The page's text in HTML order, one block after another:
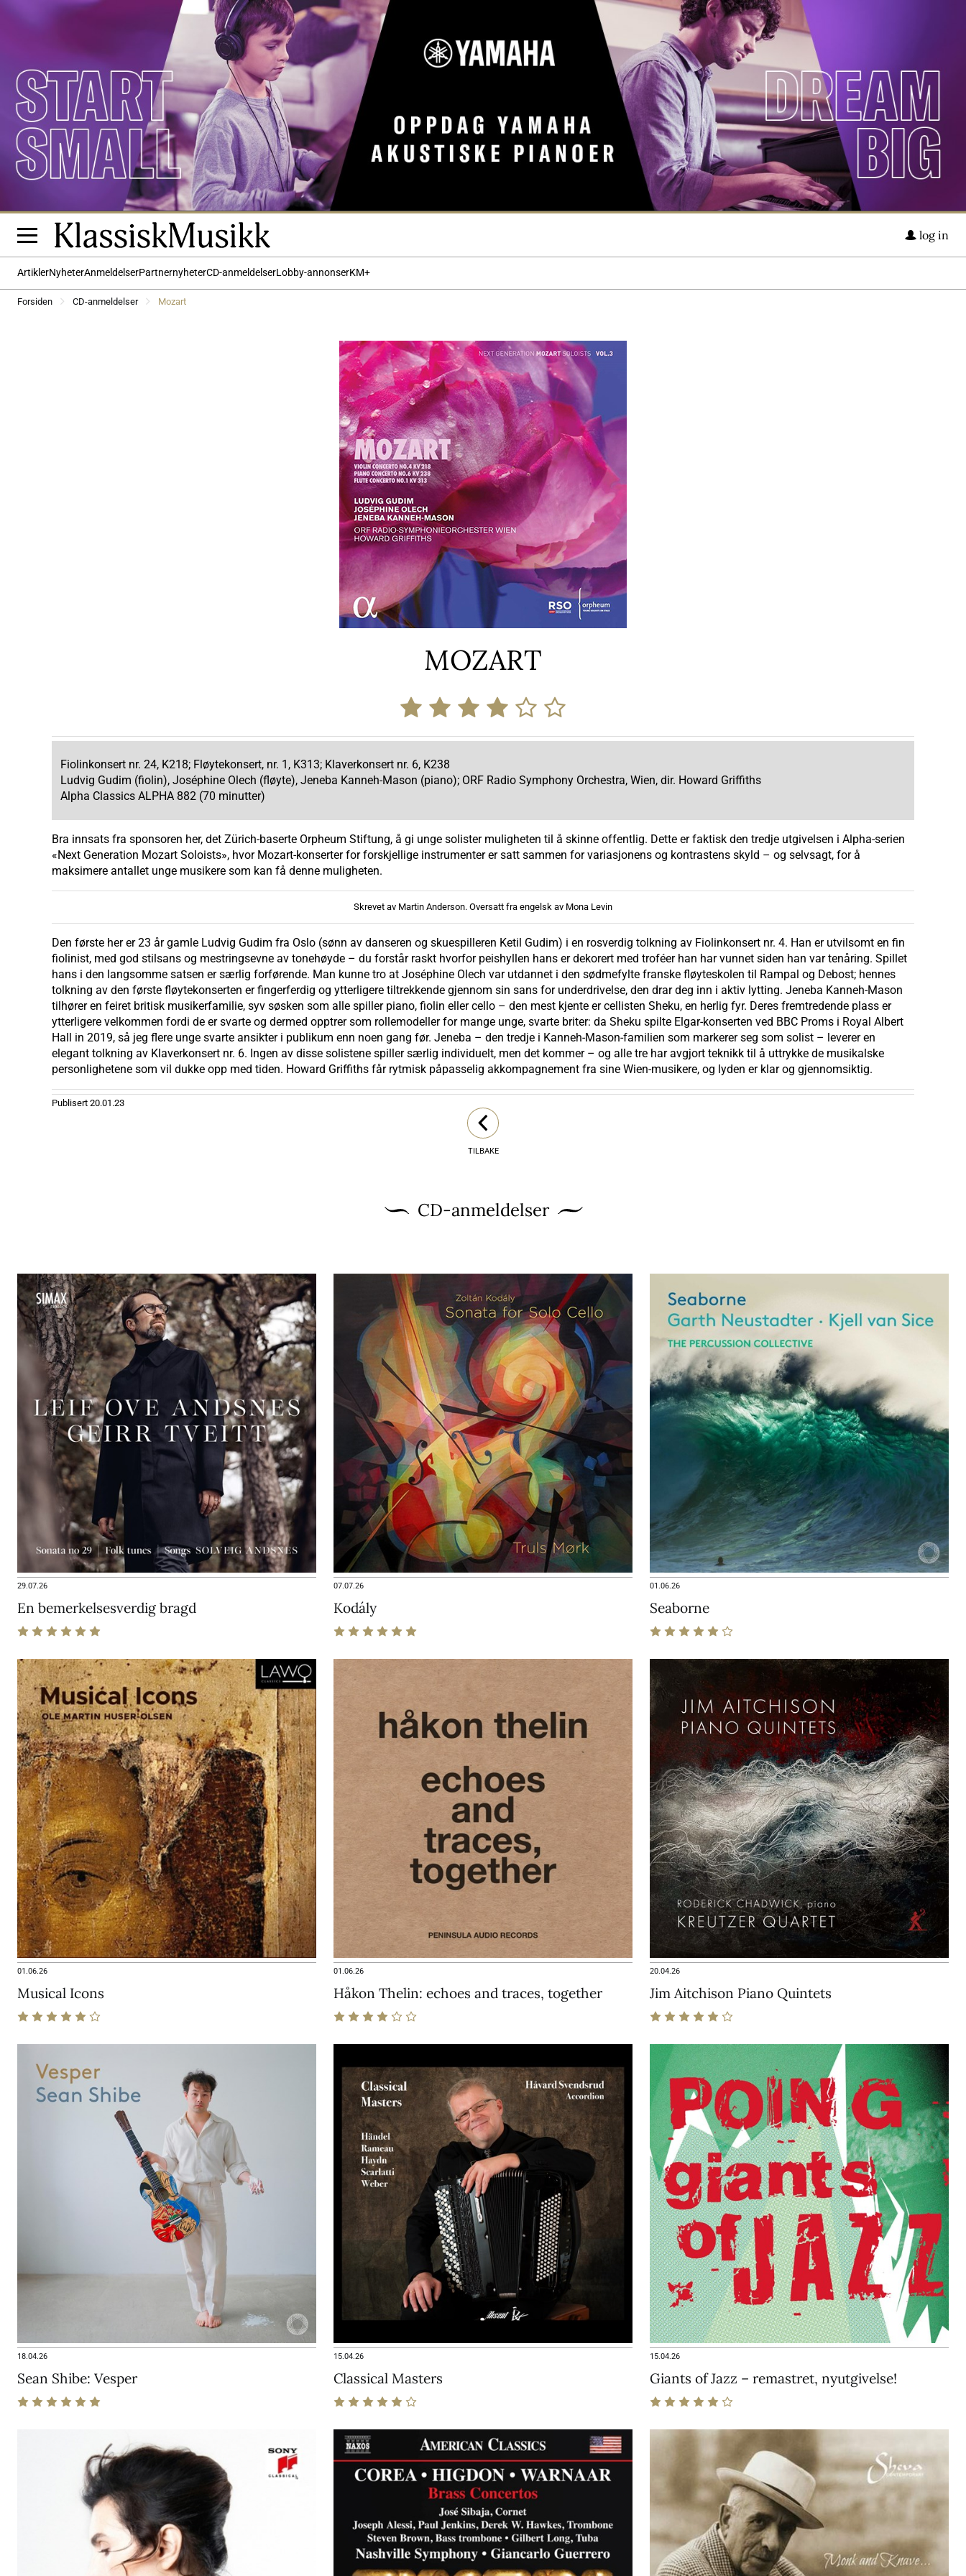
log in
ArtiklerNyheterAnmeldelserPartnernyheterCD-anmeldelserLobby-annonserKM+
Forsiden CD-anmeldelser Mozart
MOZART
Fiolinkonsert nr. 24, K218; Fløytekonsert, nr. 1, K313; Klaverkonsert nr. 6, K238
Ludvig Gudim (fiolin), Joséphine Olech (fløyte), Jeneba Kanneh-Mason (piano); ORF Radio Symphony Orchestra, Wien, dir. Howard Griffiths
Alpha Classics ALPHA 882 (70 minutter)
Bra innsats fra sponsoren her, det Zürich-baserte Orpheum Stiftung, å gi unge solister muligheten til å skinne offentlig. Dette er faktisk den tredje utgivelsen i Alpha-serien
«Next Generation Mozart Soloists», hvor Mozart-konserter for forskjellige instrumenter er satt sammen for variasjonens og kontrastens skyld – og selvsagt, for å
maksimere antallet unge musikere som kan få denne muligheten.
Skrevet av Martin Anderson. Oversatt fra engelsk av Mona Levin
Den første her er 23 år gamle Ludvig Gudim fra Oslo (sønn av danseren og skuespilleren Ketil Gudim) i en rosverdig tolkning av Fiolinkonsert nr. 4. Han er utvilsomt en fin
fiolinist, med god stilsans og mestringsevne av tonehøyde – du forstår raskt hvorfor peishyllen hans er dekorert med troféer han har vunnet siden han var tenåring. Spillet
hans i den langsomme satsen er særlig forførende. Man kunne tro at Joséphine Olech var utdannet i den sødmefylte franske fløyteskolen til Rampal og Debost; hennes
tolkning av den første fløytekonserten er fingerferdig og ytterligere tiltrekkende gjennom sin sans for underdrivelse, den drar deg inn i aktiv lytting. Jeneba Kanneh-Mason
tilhører en feiret britisk musikerfamilie, syv søsken som alle spiller piano, fiolin eller cello – den mest kjente er cellisten Sheku, en herlig fyr. Deres fremtredende plass er
ytterligere velkommen fordi de er svarte og dermed opptrer som rollemodeller for mange unge, svarte briter: da Sheku spilte Elgar-konserten ved BBC Proms i Royal Albert
Hall in 2019, så jeg flere unge svarte ansikter i publikum enn noen gang før. Jeneba – den tredje i Kanneh-Mason-familien som markerer seg som solist – leverer en
elegant tolkning av Klaverkonsert nr. 6. Ingen av disse solistene spiller særlig individuelt, men det kommer – og alle tre har avgjort teknikk til å uttrykke de musikalske
personlighetene som vil dukke opp med tiden. Howard Griffiths får rytmisk påpasselig akkompagnement fra sine Wien-musikere, og lyden er klar og gjennomsiktig.
Publisert 20.01.23
TILBAKE
CD-anmeldelser
29.07.26
En bemerkelsesverdig bragd
07.07.26
Kodály
01.06.26
Seaborne
01.06.26
Musical Icons
01.06.26
Håkon Thelin: echoes and traces, together
20.04.26
Jim Aitchison Piano Quintets
18.04.26
Sean Shibe: Vesper
15.04.26
Classical Masters
15.04.26
Giants of Jazz – remastret, nyutgivelse!